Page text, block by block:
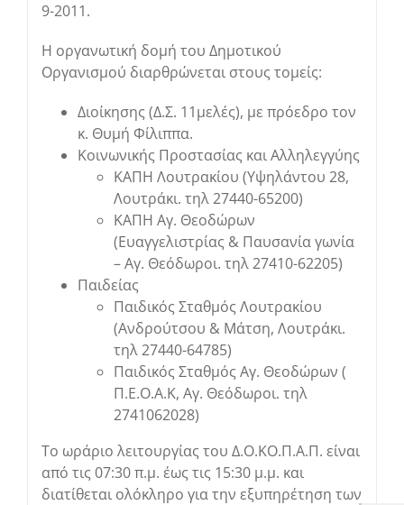
9-2011.
Η οργανωτική δομή του Δημοτικού
Οργανισμού διαρθρώνεται στους τομείς:
Διοίκησης (Δ.Σ. 11μελές), με πρόεδρο τον
κ. Θυμή Φίλιππα.
Κοινωνικής Προστασίας και Αλληλεγγύης
ΚΑΠΗ Λουτρακίου (Υψηλάντου 28,
Λουτράκι. τηλ 27440-65200)
ΚΑΠΗ Αγ. Θεοδώρων
(Ευαγγελιστρίας & Παυσανία γωνία
– Αγ. Θεόδωροι. τηλ 27410-62205)
Παιδείας
Παιδικός Σταθμός Λουτρακίου
(Ανδρούτσου & Μάτση, Λουτράκι.
τηλ 27440-64785)
Παιδικός Σταθμός Αγ. Θεοδώρων (
Π.Ε.Ο.Α.Κ, Αγ. Θεόδωροι. τηλ
2741062028)
Το ωράριο λειτουργίας του Δ.Ο.ΚΟ.Π.Α.Π. είναι
από τις 07:30 π.μ. έως τις 15:30 μ.μ. και
διατίθεται ολόκληρο για την εξυπηρέτηση των